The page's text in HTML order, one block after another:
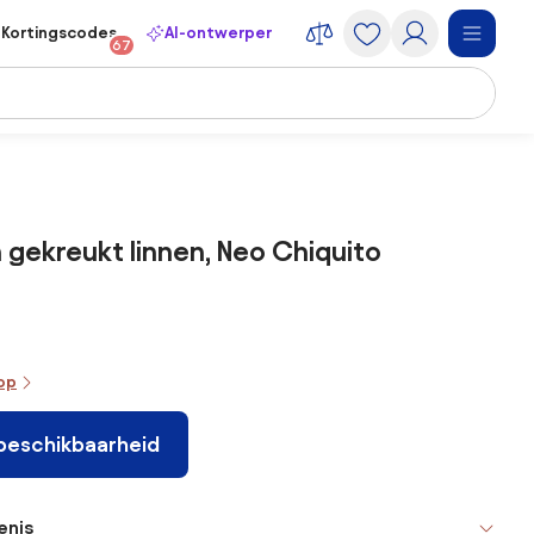
Kortingscodes
67
AI-ontwerper
gekreukt linnen, Neo Chiquito